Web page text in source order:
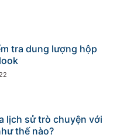
tra dung lượng hộp
lịch sử trò chuyện với
thế nào?